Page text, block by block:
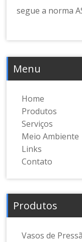
segue a norma
Menu
Home
Produtos
Serviços
Meio Ambiente
Links
Contato
Produtos
Vasos de